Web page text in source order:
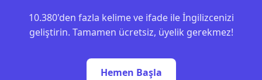
10.380'den fazla kelime ve ifade ile İngilizcenizi
geliştirin. Tamamen ücretsiz, üyelik gerekmez!
Hemen Başla